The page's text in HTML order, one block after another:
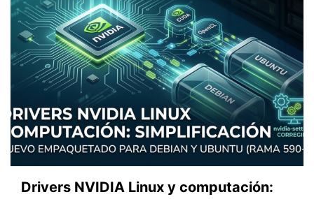
Drivers NVIDIA Linux y computación: